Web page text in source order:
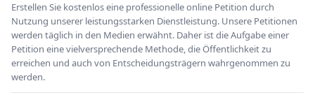
Erstellen Sie kostenlos eine professionelle online Petition durch
Nutzung unserer leistungsstarken Dienstleistung. Unsere Petitionen
werden täglich in den Medien erwähnt. Daher ist die Aufgabe einer
Petition eine vielversprechende Methode, die Öffentlichkeit zu
erreichen und auch von Entscheidungsträgern wahrgenommen zu
werden.